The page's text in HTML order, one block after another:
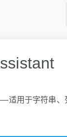
适用于字符串、